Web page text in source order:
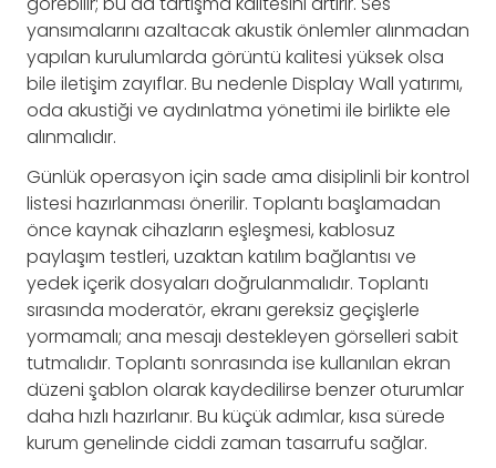
yansımalarını azaltacak akustik önlemler alınmadan
yapılan kurulumlarda görüntü kalitesi yüksek olsa
bile iletişim zayıflar. Bu nedenle Display Wall yatırımı,
oda akustiği ve aydınlatma yönetimi ile birlikte ele
alınmalıdır.
Günlük operasyon için sade ama disiplinli bir kontrol
listesi hazırlanması önerilir. Toplantı başlamadan
önce kaynak cihazların eşleşmesi, kablosuz
paylaşım testleri, uzaktan katılım bağlantısı ve
yedek içerik dosyaları doğrulanmalıdır. Toplantı
sırasında moderatör, ekranı gereksiz geçişlerle
yormamalı; ana mesajı destekleyen görselleri sabit
tutmalıdır. Toplantı sonrasında ise kullanılan ekran
düzeni şablon olarak kaydedilirse benzer oturumlar
daha hızlı hazırlanır. Bu küçük adımlar, kısa sürede
kurum genelinde ciddi zaman tasarrufu sağlar.